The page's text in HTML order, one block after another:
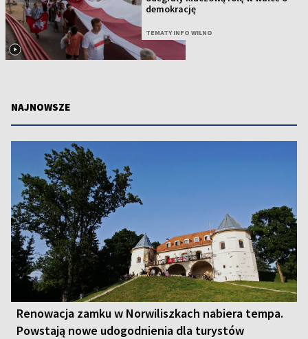
demokrację
TEMATY INFO WILNO
NAJNOWSZE
Renowacja zamku w Norwiliszkach nabiera tempa.
Powstają nowe udogodnienia dla turystów